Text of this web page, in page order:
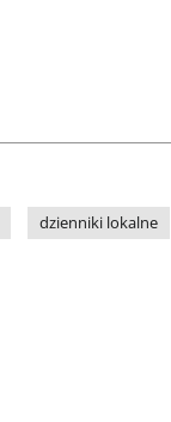
dzienniki lokalne